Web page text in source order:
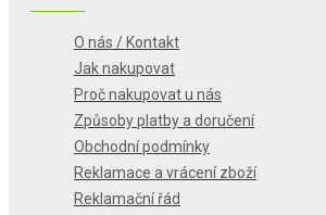
O nás / Kontakt
Jak nakupovat
Proč nakupovat u nás
Způsoby platby a doručení
Obchodní podmínky
Reklamace a vrácení zboží
Reklamační řád